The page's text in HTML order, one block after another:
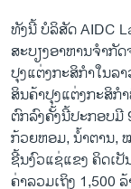
ທັງນີ້ ບໍລິສັດ AIDC
ສະບຽງອາຫານຈໍາກັ
ປຸງແຕ່ງກະສິກໍາໃນລ
ສິນຄ້າປຸງແຕ່ງກະສິກໍ
ຕົກລົງຄັ້ງນີ້ປະກອບມີ
ກ້ວຍຫອມ, ນໍ້າຕານ,
ຊີ້ນງົວແຊ່ແຂງ ຄິດເ
ຄ່າລວມເຖິງ 1,500